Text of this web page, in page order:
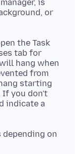
is
or
the Task
tab for
hang when
from
starting
If you don't
indicate a
on